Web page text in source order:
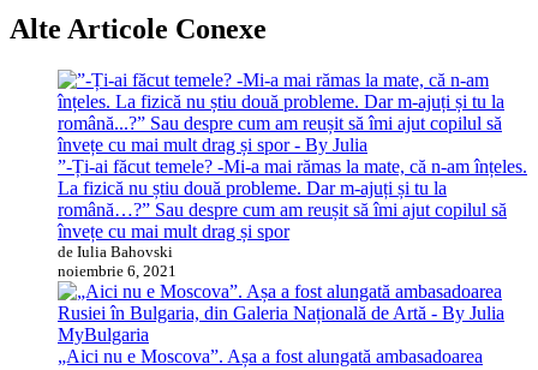
Alte Articole Conexe
”-Ți-ai făcut temele? -Mi-a mai rămas la mate, că n-am înțeles.
La fizică nu știu două probleme. Dar m-ajuți și tu la
română…?” Sau despre cum am reușit să îmi ajut copilul să
învețe cu mai mult drag și spor
de Iulia Bahovski
noiembrie 6, 2021
MyBulgaria
„Aici nu e Moscova”. Așa a fost alungată ambasadoarea